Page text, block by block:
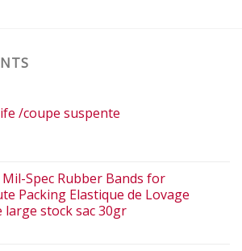
/coupe suspente
Spec Rubber Bands for
Packing Elastique de Lovage
large stock sac 30gr